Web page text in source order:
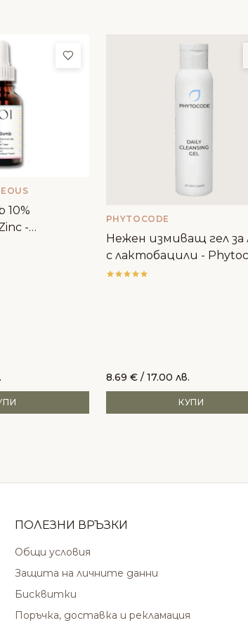
Добави в любими
10%
-
PHYTOCODE
Нежен измиващ гел за
с лактобацили -
8.69 €/ 17.00 лв.
КУПИ
ПОЛЕЗНИ ВРЪЗКИ
Общи условия
Защита на личните данни
Бисквитки
Поръчка, доставка и рекламация